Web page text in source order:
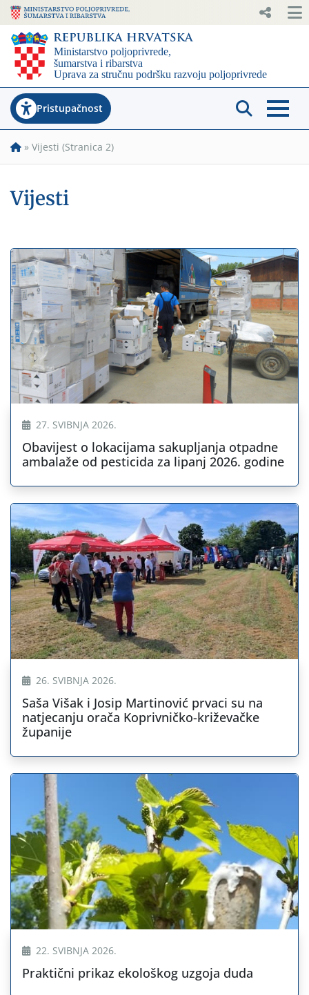
Pristupačnost
» Vijesti (Stranica 2)
Vijesti
27. SVIBNJA 2026.
Obavijest o lokacijama sakupljanja otpadne
ambalaže od pesticida za lipanj 2026. godine
26. SVIBNJA 2026.
Saša Višak i Josip Martinović prvaci su na
natjecanju orača Koprivničko-križevačke
županije
22. SVIBNJA 2026.
Praktični prikaz ekološkog uzgoja duda